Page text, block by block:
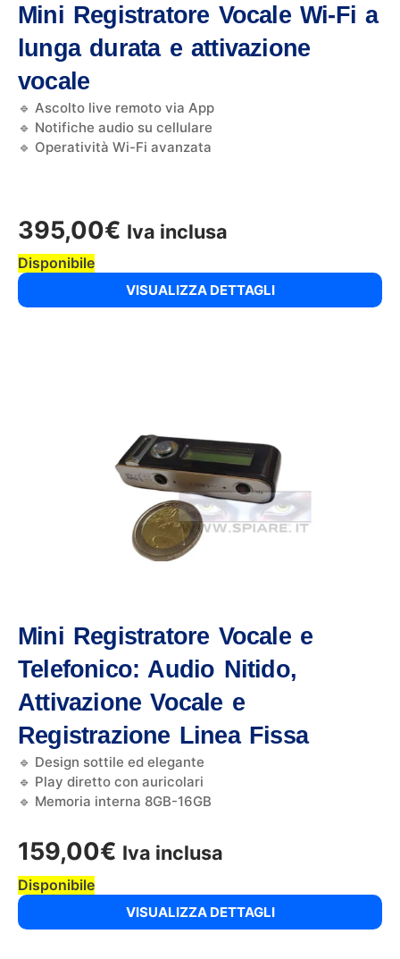
Mini Registratore Vocale Wi-Fi a
lunga durata e attivazione
vocale
🔹 Ascolto live remoto via App
🔹 Notifiche audio su cellulare
🔹 Operatività Wi-Fi avanzata
395,00€ Iva inclusa
Disponibile
VISUALIZZA DETTAGLI
Mini Registratore Vocale e
Telefonico: Audio Nitido,
Attivazione Vocale e
Registrazione Linea Fissa
🔹 Design sottile ed elegante
🔹 Play diretto con auricolari
🔹 Memoria interna 8GB-16GB
159,00€ Iva inclusa
Disponibile
VISUALIZZA DETTAGLI